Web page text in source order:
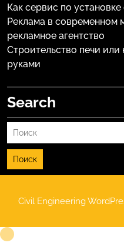
Как сервис по
Реклама в современном
рекламное агентство
Строительство печи
руками
Search
Поиск
Civil Engineering